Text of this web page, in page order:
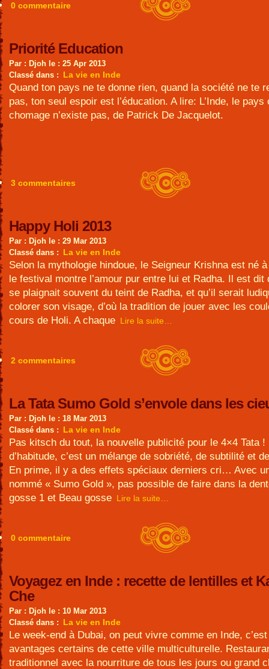
0 commentaire
Priorité Education
Par : Djoh le : 25 Apr 2013
Classé dans : La vie en Inde
Quand ton pays ne te donne rien, quand la société ne te
pas, ton seul espoir est l’éducation. A lire: L’Inde, le pays
chomage n’existe pas, de Patrick De Jacquelot.
3 commentaires
Happy Holi 2013
Par : Djoh le : 29 Mar 2013
Classé dans : La vie en Inde
Selon la mythologie hindoue, le Seigneur Krishna est né
le festival montre l’amour pur entre lui et Radha. Il est dit
se plaignait souvent du teint de Radha, et qu’il serait
colorer son visage, d’où la tradition de jouer avec les
cours de Holi. A chaque Lire la suite…
2 commentaires
La Tata Sumo Gold s’envole dans les
Par : Djoh le : 18 Mar 2013
Classé dans : La vie en Inde
Pas kitsch du tout, la nouvelle publicité pour le 4×4 Tata !
d’habitude, c’est un mélange de sobriété, de subtilité et
En prime, il y a des effets spéciaux derniers cri… Avec
nommé « Sumo Gold », pas possible de faire dans la
gosse 1 et Beau gosse Lire la suite…
0 commentaire
Voyagez en Inde : recette de lentilles et
Che
Par : Djoh le : 10 Mar 2013
Classé dans : La vie en Inde
Le week-end à Dubai, on peut vivre comme en Inde,
avantages certains de cette ville multiculturelle.
traditionnel avec la nourriture de tous les jours ou grand